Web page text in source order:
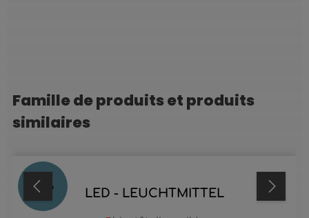
Ignorer la galerie de produits
Famille de produits et produits
similaires
22 % LED - LEUCHTMITTEL